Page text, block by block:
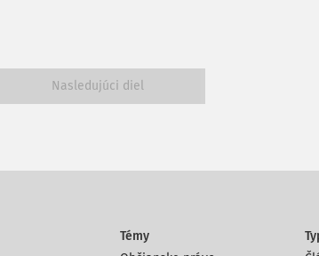
Nasledujúci diel
Témy